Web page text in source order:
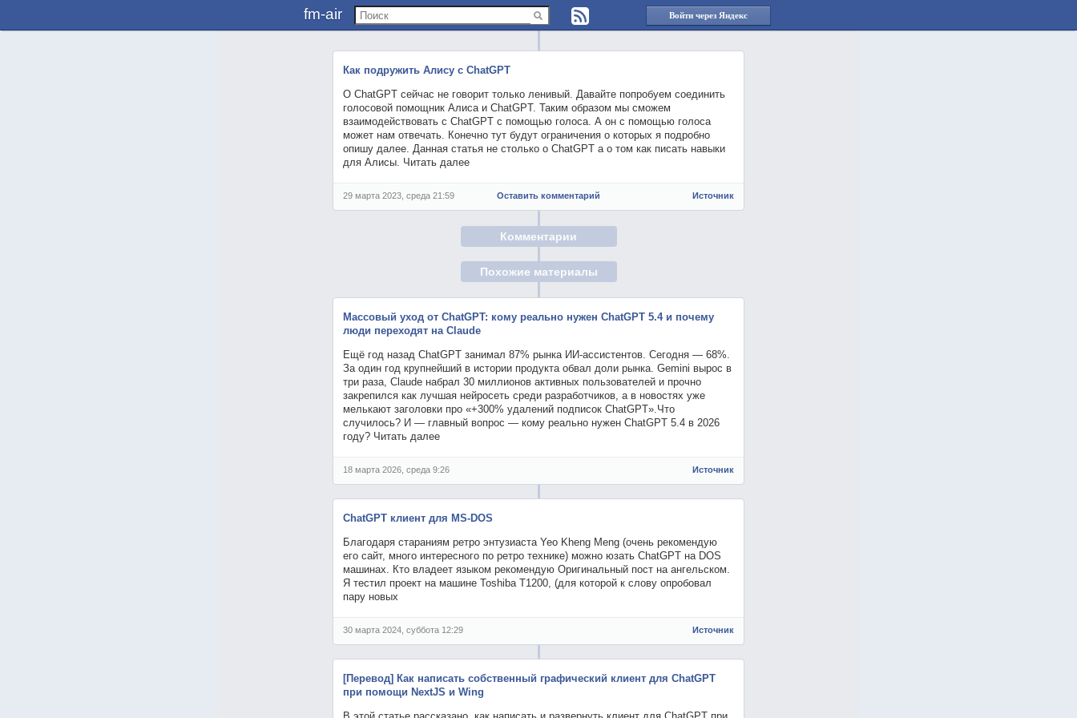
fm-air Войти через Яндекс
Как подружить Алису с ChatGPT
О ChatGPT сейчас не говорит только ленивый. Давайте попробуем соединить
голосовой помощник Алиса и ChatGPT. Таким образом мы сможем
взаимодействовать с ChatGPT с помощью голоса. А он с помощью голоса
может нам отвечать. Конечно тут будут ограничения о которых я подробно
опишу далее. Данная статья не столько о ChatGPT а о том как писать навыки
для Алисы. Читать далее
29 марта 2023, среда 21:59 Оставить комментарий Источник
Комментарии
Похожие материалы
Массовый уход от ChatGPT: кому реально нужен ChatGPT 5.4 и почему
люди переходят на Claude
Ещё год назад ChatGPT занимал 87% рынка ИИ-ассистентов. Сегодня — 68%.
За один год крупнейший в истории продукта обвал доли рынка. Gemini вырос в
три раза, Claude набрал 30 миллионов активных пользователей и прочно
закрепился как лучшая нейросеть среди разработчиков, а в новостях уже
мелькают заголовки про «+300% удалений подписок ChatGPT».Что
случилось? И — главный вопрос — кому реально нужен ChatGPT 5.4 в 2026
году? Читать далее
18 марта 2026, среда 9:26 Источник
ChatGPT клиент для MS-DOS
Благодаря стараниям ретро энтузиаста Yeo Kheng Meng (очень рекомендую
его сайт, много интересного по ретро технике) можно юзать ChatGPT на DOS
машинах. Кто владеет языком рекомендую Оригинальный пост на ангельском.
Я тестил проект на машине Toshiba T1200, (для которой к слову опробовал
пару новых
30 марта 2024, суббота 12:29 Источник
[Перевод] Как написать собственный графический клиент для ChatGPT
при помощи NextJS и Wing